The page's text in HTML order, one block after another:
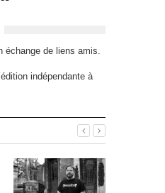
échange de liens amis.
indépendante à